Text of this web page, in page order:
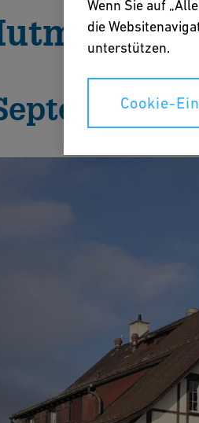
Wenn Sie auf
die
unterstützen.
Cookie-